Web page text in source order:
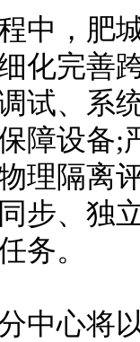
中，肥
化完善
试、系
障设备;
理隔离
步、独
务。
中心将